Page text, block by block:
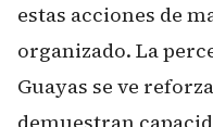
estas acciones de
organizado. La
Guayas se ve